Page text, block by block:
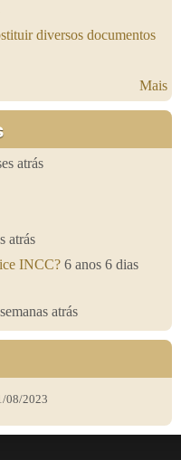
diversos documentos
Mais
atrás
atrás
INCC? 6 anos 6 dias
atrás
08/2023